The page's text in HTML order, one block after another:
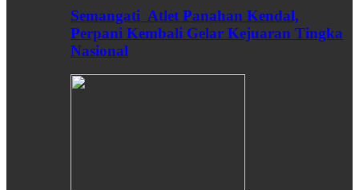
Semangati Atlet Panahan Kendal,
Perpani Kembali Gelar Kejuaran Tingka
Nasional